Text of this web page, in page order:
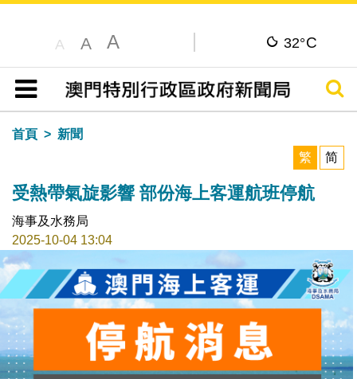
A A A 32°C
目錄
搜尋
首頁
新聞
繁
简
受熱帶氣旋影響 部份海上客運航班停航
海事及水務局
2025-10-04 13:04